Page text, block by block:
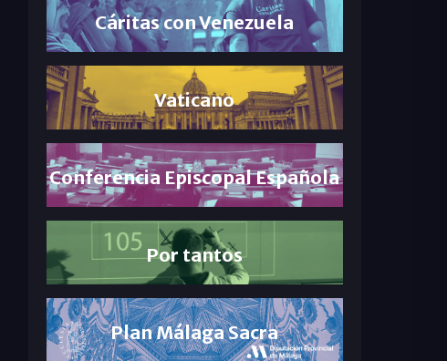
Cáritas con Venezuela
Vaticano
Conferencia Episcopal Española
Por tantos
Plan Málaga Sacra